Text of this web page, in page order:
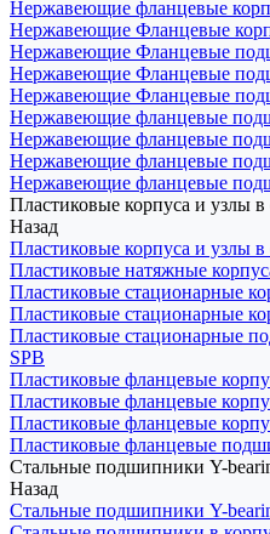
Нержавеющие фланцевые
Нержавеющие Фланцевые
Нержавеющие Фланцевые
Нержавеющие Фланцевые
Нержавеющие Фланцевые
Нержавеющие фланцевые
Нержавеющие фланцевые
Нержавеющие фланцевые
Нержавеющие фланцевые
Пластиковые корпуса и узлы в
Назад
Пластиковые корпуса и узлы в
Пластиковые натяжные
Пластиковые стационарные
Пластиковые стационарные
Пластиковые стационарные
SPB
Пластиковые фланцевые
Пластиковые фланцевые
Пластиковые фланцевые
Пластиковые фланцевые
Стальные подшипники Y-
Назад
Стальные подшипники Y-